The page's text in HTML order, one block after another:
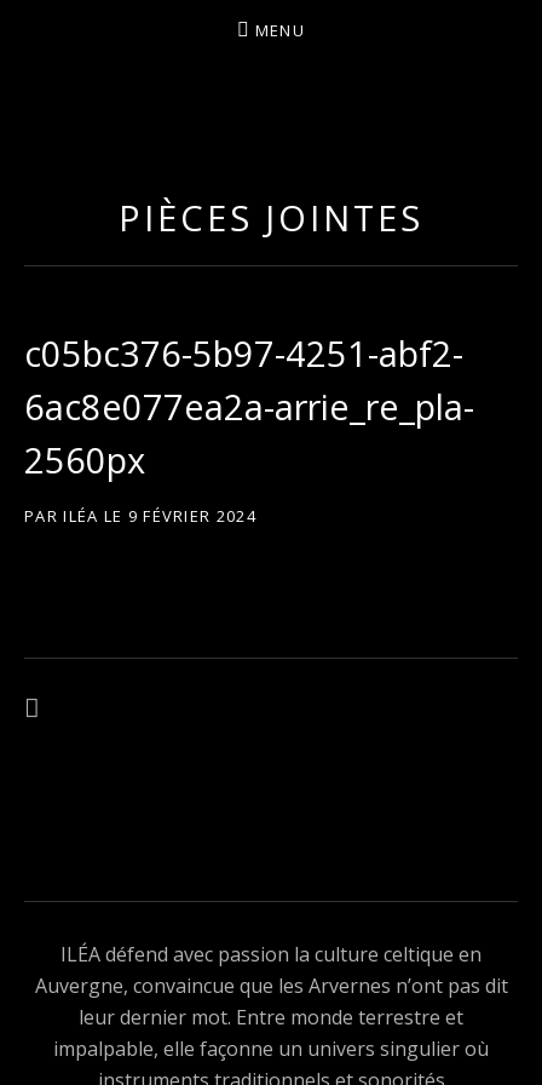
MENU
PIÈCES JOINTES
c05bc376-5b97-4251-abf2-
6ac8e077ea2a-arrie_re_pla-
2560px
PARILÉA LE 9 FÉVRIER 2024
Navigation de l’article
ILÉA défend avec passion la culture celtique en
Auvergne, convaincue que les Arvernes n’ont pas dit
leur dernier mot. Entre monde terrestre et
impalpable, elle façonne un univers singulier où